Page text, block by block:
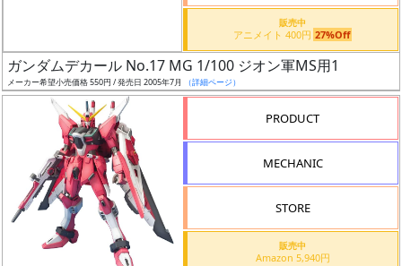
ル
販売中
アニメイト 400円 27%Off
ガンダムデカール No.17 MG 1/100 ジオン軍MS用1
メーカー希望小売価格 550円 / 発売日 2005年7月 （詳細ページ）
PRODUCT
MECHANIC
STORE
販売中
Amazon 5,940円